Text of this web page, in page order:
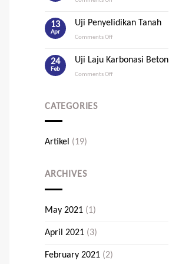
Struktur
13
Apr
Uji Penyelidikan Tanah
Comments Offon
Penyelidikan
24
Feb
Uji Laju Karbonasi Beton
Comments Offon
CATEGORIES
Artikel (19)
ARCHIVES
May 2021 (1)
April 2021 (3)
February 2021 (2)